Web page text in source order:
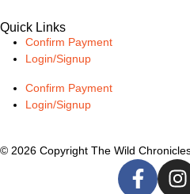
Quick Links
Confirm Payment
Login/Signup
Confirm Payment
Login/Signup
© 2026 Copyright The Wild